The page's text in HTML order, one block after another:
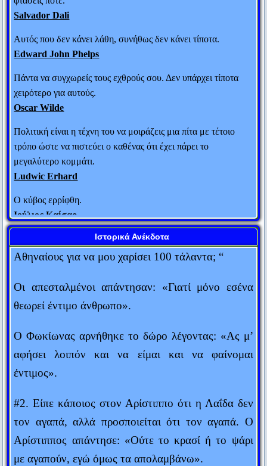
Salvador Dali
Αυτός που δεν κάνει λάθη, συνήθως δεν κάνει τίποτα.
Πάντα να συγχωρείς τους εχθρούς σου. Δεν υπάρχει τίποτα
χειρότερο για αυτούς.
Oscar Wilde
Πολιτική είναι η τέχνη του να μοιράζεις μια πίτα με τέτοιο
τρόπο ώστε να πιστεύει ο καθένας ότι έχει πάρει το
μεγαλύτερο κομμάτι.
Ludwic Erhard
Ο κύβος ερρίφθη.
Ιούλιος Καίσαρ
Η εμπειρία είναι μια χτένα που σου δίνει η ζωή αφού όμως
έχεις χάσει τα μαλλιά σου.
Judith Stern
Πενία τέχνας κατεργάζεται.
Θεόκριτος
Λάο Τσε
Δύο πράγματα είναι αιώνια: Το σύμπαν και η ανοησία των
ανθρώπων... Αν και για το σύμπαν, έχω αρχίσει τελευταία να
Άλμπερτ Αϊνστάιν
μόνο μια σελίδα του.
Αγ. Αυγουστίνος
Ιστορικά Ανέκδοτα
Ο Μ. Αλέξανδρος έστειλε στο Φωκίωνα 100
τάλαντα. Ο Αθηναίος πολιτικός ρώτησε τους
ανθρώπους που του έφεραν το μεγάλο αυτό ποσό:
“Γιατί ο Αλέξανδρος διάλεξε εμένα απ’ όλους τους
Αθηναίους για να μου χαρίσει 100 τάλαντα; “
Οι απεσταλμένοι απάντησαν: «Γιατί μόνο εσένα
θεωρεί έντιμο άνθρωπο».
Ο Φωκίωνας αρνήθηκε το δώρο λέγοντας: «Ας μ’
αφήσει λοιπόν και να είμαι και να φαίνομαι
έντιμος».
#2. Είπε κάποιος στον Αρίστιππο ότι η Λαΐδα δεν
τον αγαπά, αλλά προσποιείται ότι τον αγαπά. Ο
Αρίστιππος απάντησε: «Ούτε το κρασί ή το ψάρι
με αγαπούν, εγώ όμως τα απολαμβάνω».